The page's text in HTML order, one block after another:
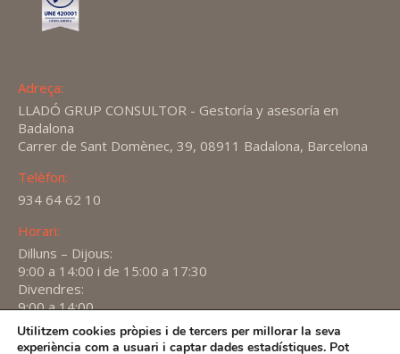
Adreça:
LLADÓ GRUP CONSULTOR - Gestoría y asesoría en
Badalona
Carrer de Sant Domènec, 39, 08911 Badalona, Barcelona
Telèfon:
934 64 62 10
Horari:
Dilluns – Dijous:
9:00 a 14:00 i de 15:00 a 17:30
Divendres:
9:00 a 14:00
Find us on:
Utilitzem cookies pròpies i de tercers per millorar la seva
experiència com a usuari i captar dades estadístiques. Pot